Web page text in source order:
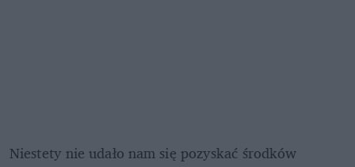
Niestety nie udało nam się pozyskać środków